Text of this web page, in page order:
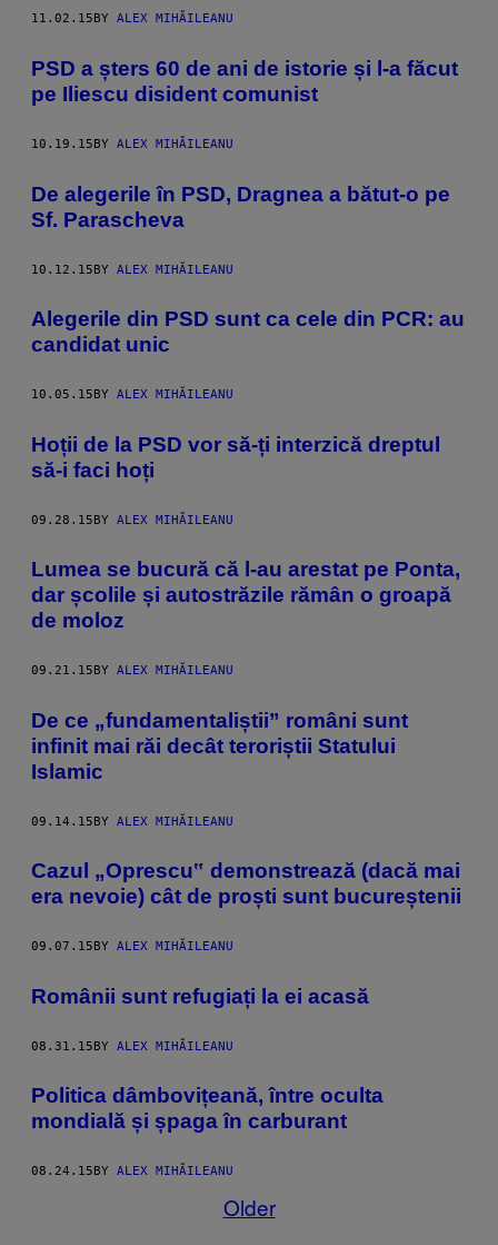
11.02.15 BY ALEX MIHĂILEANU
PSD a șters 60 de ani de istorie și l-a făcut
pe Iliescu disident comunist
10.19.15BY ALEX MIHĂILEANU
De alegerile în PSD, Dragnea a bătut-o pe
Sf. Parascheva
10.12.15BY ALEX MIHĂILEANU
Alegerile din PSD sunt ca cele din PCR: au
candidat unic
10.05.15 BY ALEX MIHĂILEANU
Hoții de la PSD vor să-ți interzică dreptul
să-i faci hoți
09.28.15BY ALEX MIHĂILEANU
Lumea se bucură că l-au arestat pe Ponta,
dar școlile și autostrăzile rămân o groapă
de moloz
09.21.15 BY ALEX MIHĂILEANU
De ce „fundamentaliștii” români sunt
infinit mai răi decât teroriștii Statului
Islamic
09.14.15BY ALEX MIHĂILEANU
Cazul „Oprescu‟ demonstrează (dacă mai
era nevoie) cât de proști sunt bucureștenii
09.07.15 BY ALEX MIHĂILEANU
Românii sunt refugiați la ei acasă
08.31.15BY ALEX MIHĂILEANU
Politica dâmbovițeană, între oculta
mondială și șpaga în carburant
08.24.15 BY ALEX MIHĂILEANU
Older